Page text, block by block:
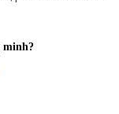
minh?